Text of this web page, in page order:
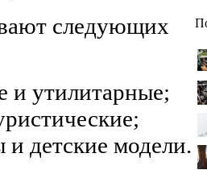
следующих
и утилитарные;
и детские модели.